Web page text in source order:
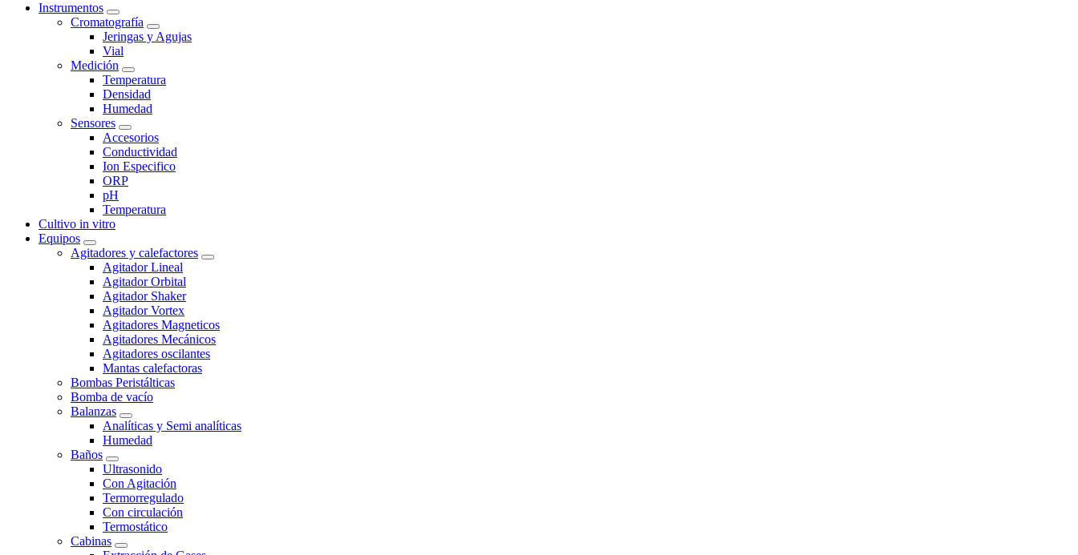
Instrumentos
Cromatografía
Jeringas y Agujas
Vial
Medición
Temperatura
Densidad
Humedad
Sensores
Accesorios
Conductividad
Ion Especifico
ORP
pH
Temperatura
Cultivo in vitro
Equipos
Agitadores y calefactores
Agitador Lineal
Agitador Orbital
Agitador Shaker
Agitador Vortex
Agitadores Magneticos
Agitadores Mecánicos
Agitadores oscilantes
Mantas calefactoras
Bombas Peristálticas
Bomba de vacío
Balanzas
Analíticas y Semi analíticas
Humedad
Baños
Ultrasonido
Con Agitación
Termorregulado
Con circulación
Termostático
Cabinas